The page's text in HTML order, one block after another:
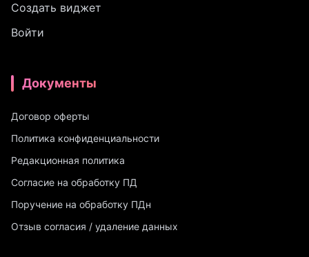
Создать виджет
Войти
Документы
Договор оферты
Политика конфиденциальности
Редакционная политика
Согласие на обработку ПД
Поручение на обработку ПДн
Отзыв согласия / удаление данных